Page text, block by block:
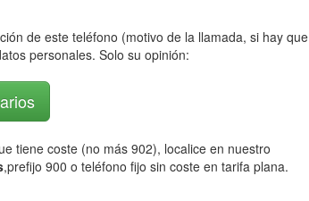
de este teléfono (motivo de la llamada, si hay que
personales. Solo su opinión:
tiene coste (no más 902), localice en nuestro
,prefijo 900 o teléfono fijo sin coste en tarifa plana.